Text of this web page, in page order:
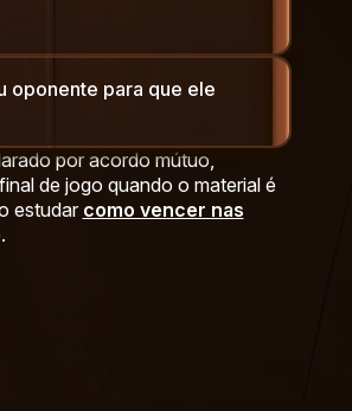
oponente para que ele
por acordo mútuo,
de jogo quando o material é
estudar como vencer nas